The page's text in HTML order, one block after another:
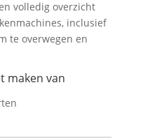
volledig overzicht
inclusief
te overwegen en
maken van